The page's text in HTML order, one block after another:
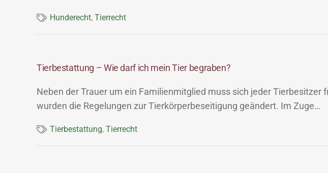
Hunderecht,Tierrecht
Tierbestattung – Wie darf ich mein Tier begraben?
Neben der Trauer um ein Familienmitglied muss sich jeder Tierbesitzer
wurden die Regelungen zur Tierkörperbeseitigung geändert. Im Zuge…
Tierbestattung,Tierrecht